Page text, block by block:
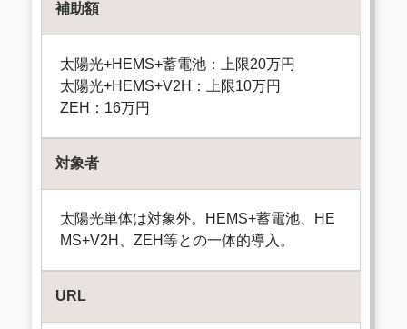
補助額
太陽光+HEMS+蓄電池：上限20万円
太陽光+HEMS+V2H：上限10万円
ZEH：16万円
対象者
太陽光単体は対象外。HEMS+蓄電池、HE
MS+V2H、ZEH等との一体的導入。
URL